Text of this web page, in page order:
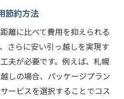
節約方法
離に比べて費用を抑えられる
さらに安い引っ越しを実現す
夫が必要です。例えば、札幌
しの場合、パッケージプラン
ービスを選択することでコス